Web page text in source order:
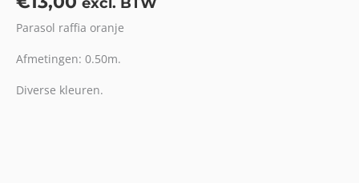
Parasol raffia oranje
Afmetingen: 0.50m.
Diverse kleuren.